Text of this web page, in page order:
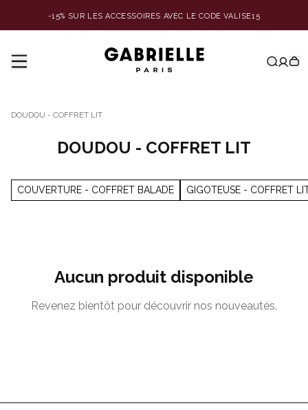
-15% SUR LES ACCESSOIRES AVEC LE CODE VALISE15
DOUDOU - COFFRET LIT
DOUDOU - COFFRET LIT
COUVERTURE - COFFRET BALADE GIGOTEUSE - COFFRET
Aucun produit disponible
Revenez bientôt pour découvrir nos nouveautés.